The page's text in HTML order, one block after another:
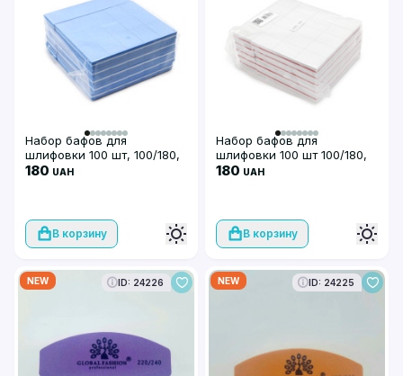
Набор бафов для
шлифовки 100 шт, 100/180,
синие
180 UAH
В корзину
Набор бафов для
шлифовки 100 шт 100/180,
белые
180 UAH
В корзину
NEW ID: 24226 NEW ID: 24225